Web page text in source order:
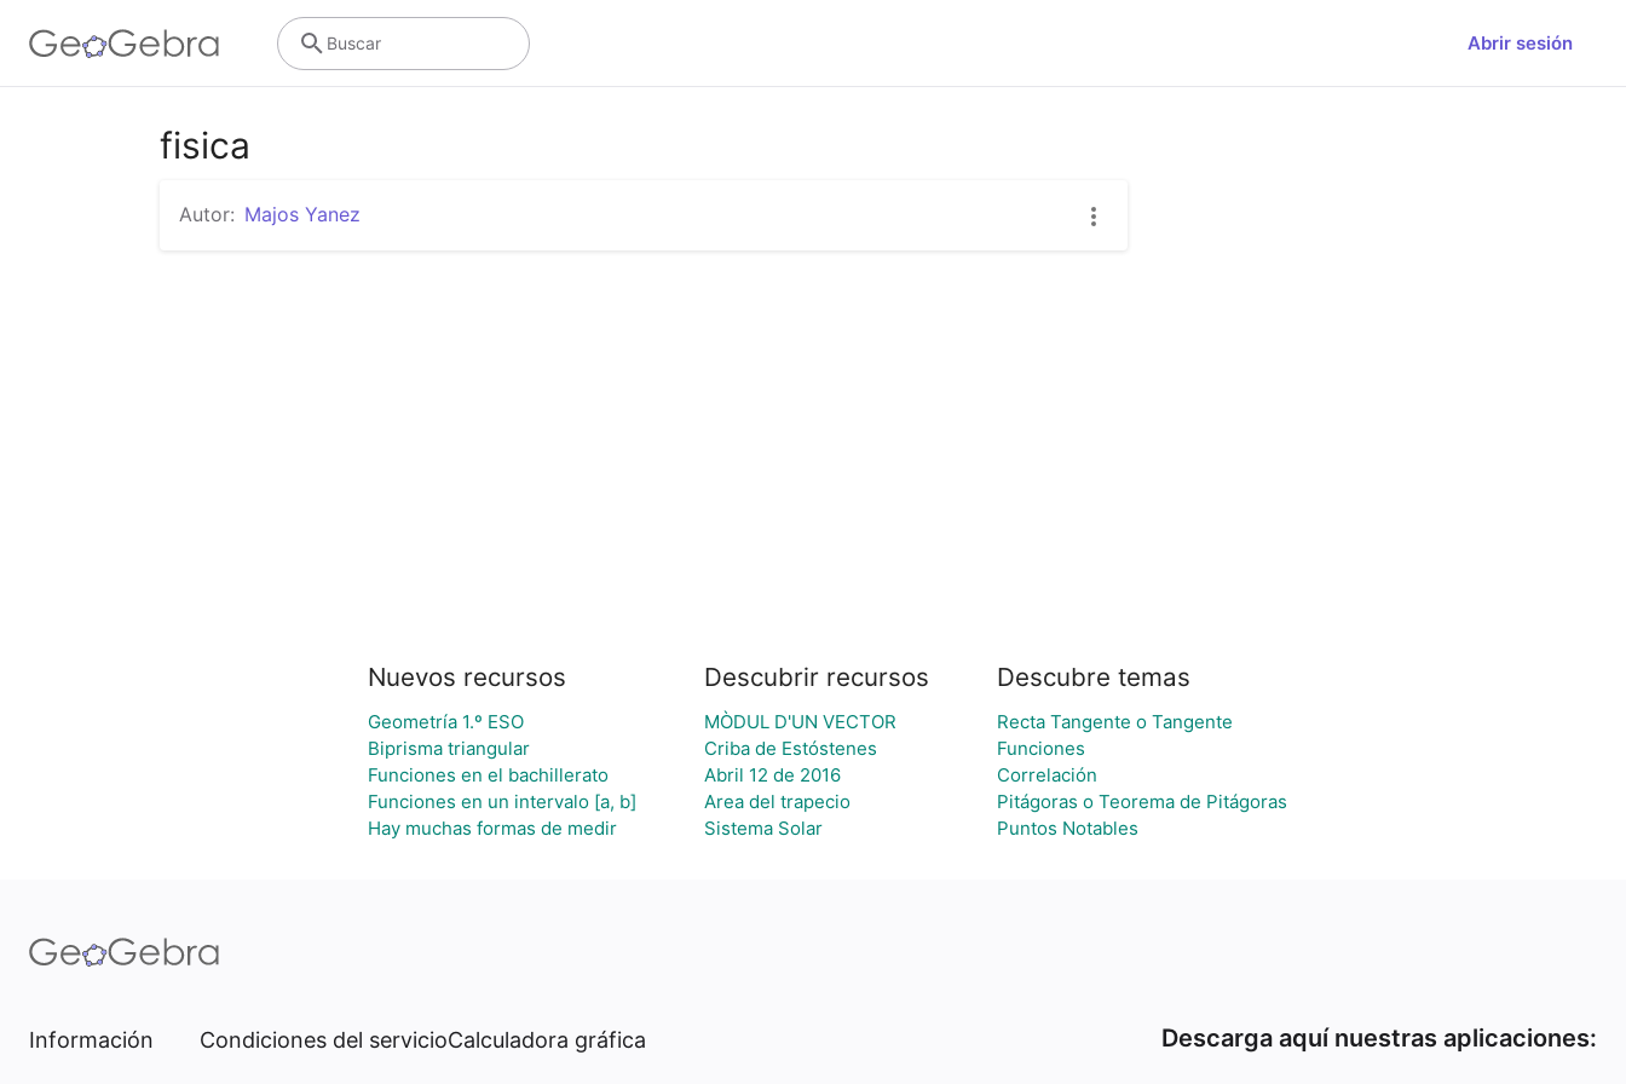
Abrir sesión
Buscar
fisica
Autor: Majos Yanez
Nuevos recursos
Geometría 1.º ESO
Biprisma triangular
Funciones en el bachillerato
Funciones en un intervalo [a, b]
Hay muchas formas de medir
Descubrir recursos
MÒDUL D'UN VECTOR
Criba de Estóstenes
Abril 12 de 2016
Area del trapecio
Sistema Solar
Descubre temas
Recta Tangente o Tangente
Funciones
Correlación
Pitágoras o Teorema de Pitágoras
Puntos Notables
Información Condiciones del servicioCalculadora gráfica Descarga aquí nuestras aplicaciones: